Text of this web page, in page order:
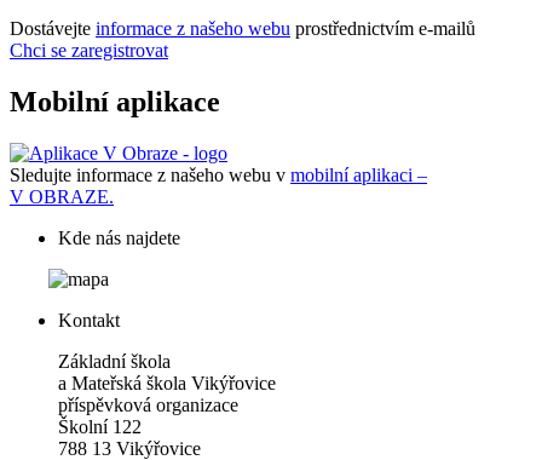
Dostávejte informace z našeho webu prostřednictvím e-mailů
Chci se zaregistrovat
Mobilní aplikace
Sledujte informace z našeho webu v mobilní aplikaci –
V OBRAZE.
Kde nás najdete
Kontakt
Základní škola
a Mateřská škola Vikýřovice
příspěvková organizace
Školní 122
788 13 Vikýřovice